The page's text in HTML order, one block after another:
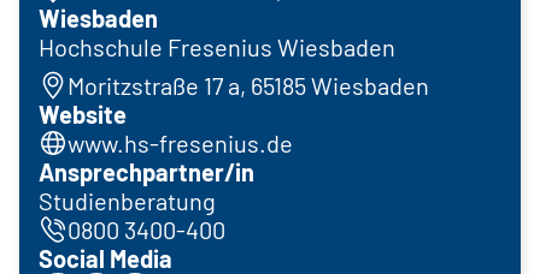
Wiesbaden
Hochschule Fresenius Wiesbaden
Moritzstraße 17 a, 65185 Wiesbaden
Website
www.hs-fresenius.de
Ansprechpartner/in
Studienberatung
0800 3400-400
Social Media